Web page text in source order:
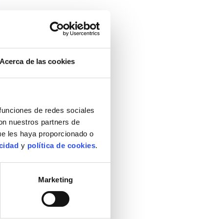
Acerca de las cookies
de redes sociales
nuestros partners de
les haya proporcionado o
y política de cookies.
Marketing